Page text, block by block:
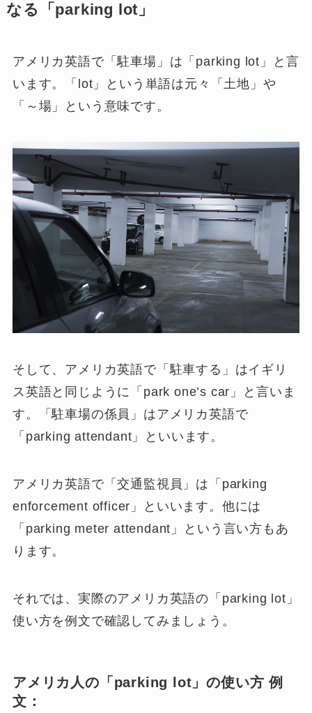
なる「parking lot」
アメリカ英語で「駐車場」は「 parking lot 」と言
います。「lot」という単語は元々「 土地 」や
「 ～場 」という意味です。
そして、アメリカ英語で「駐車する」はイギリ
ス英語と同じように「 park one’s car 」と言いま
す。「駐車場の係員」はアメリカ英語で
「 parking attendant 」といいます。
アメリカ英語で「交通監視員」は「 parking
enforcement officer 」といいます。他には
「 parking meter attendant 」という言い方もあ
ります。
それでは、実際のアメリカ英語の「parking lot」
使い方を例文で確認してみましょう。
アメリカ人の「parking lot」の使い方 例
文：